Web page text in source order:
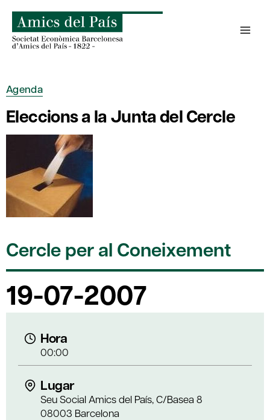
content
Agenda
Eleccions a la Junta del Cercle
Cercle per al Coneixement
19-07-2007
Hora
00:00
Lugar
Seu Social Amics del País, C/Basea 8
08003 Barcelona